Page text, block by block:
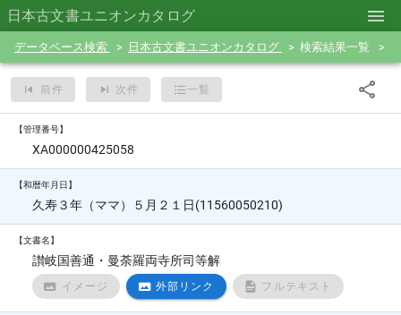
日本古文書ユニオンカタログ
データベース検索 日本古文書ユニオンカタログ 検索結果一覧
前件 次件 一覧
【管理番号】
XA000000425058
【和暦年月日】
久寿３年（ママ）５月２１日(11560050210)
【文書名】
讃岐国善通・曼荼羅両寺所司等解
イメージ 外部リンク フルテキスト